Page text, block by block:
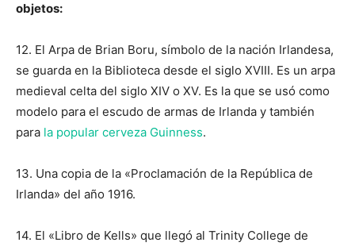
objetos:
12. El Arpa de Brian Boru, símbolo de la nación Irlandesa,
se guarda en la Biblioteca desde el siglo XVIII. Es un arpa
medieval celta del siglo XIV o XV. Es la que se usó como
modelo para el escudo de armas de Irlanda y también
para la popular cerveza Guinness.
13. Una copia de la «Proclamación de la República de
Irlanda» del año 1916.
14. El «Libro de Kells» que llegó al Trinity College de